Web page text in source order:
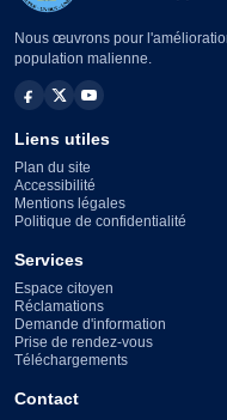
Nous œuvrons pour
population malienne.
Liens utiles
Plan du site
Accessibilité
Mentions légales
Politique de confidentialité
Services
Espace citoyen
Réclamations
Demande d'information
Prise de rendez-vous
Téléchargements
Contact